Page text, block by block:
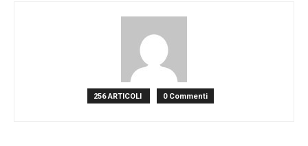
256 ARTICOLI 0 Commenti